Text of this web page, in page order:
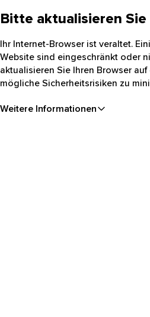
Bitte aktualisieren
Ihr Internet-Browser ist veraltet.
Website sind eingeschränkt oder
aktualisieren Sie Ihren Browser
mögliche Sicherheitsrisiken zu
Weitere Informationen